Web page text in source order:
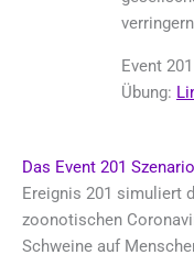
Event
Übung:
Das Event 201 Szenario
Ereignis 201 simuliert
zoonotischen
Schweine auf